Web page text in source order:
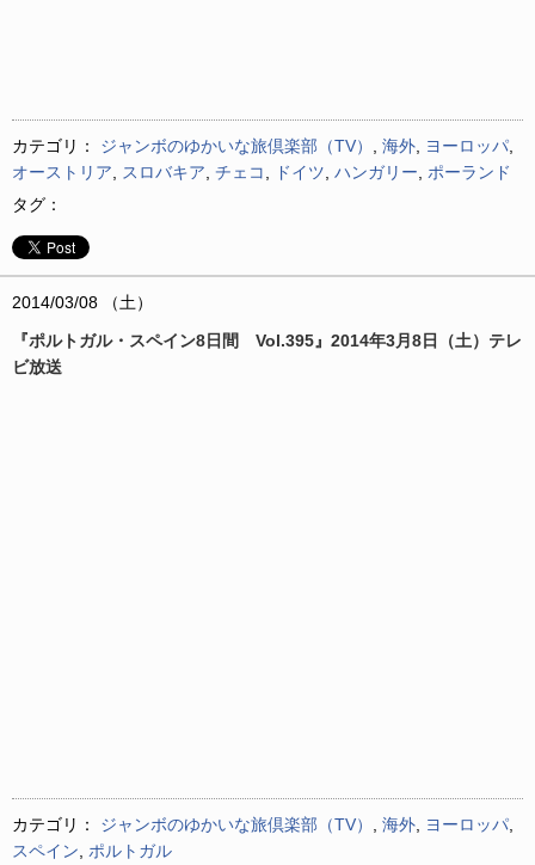
カテゴリ： ジャンボのゆかいな旅倶楽部（TV） 海外 ヨーロッパ
オーストリア
スロバキア チェコ ドイツ ハンガリー
ポーランド
タグ：
2014/03/08 （土）
『ポルトガル・スペイン8日間 Vol.395』2014年3月8日（土）テレ
ビ放送
カテゴリ： ジャンボのゆかいな旅倶楽部（TV） 海外 ヨーロッパ
スペイン
ポルトガル